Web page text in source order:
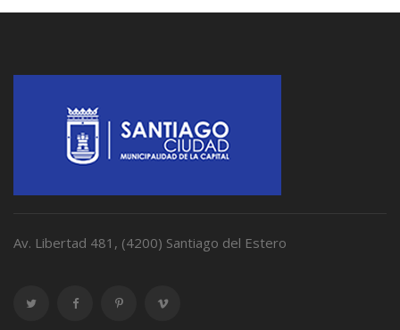
Av. Libertad 481, (4200) Santiago del Estero